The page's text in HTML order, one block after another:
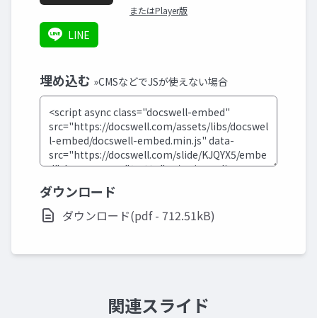
またはPlayer版
LINE
埋め込む »CMSなどでJSが使えない場合
ダウンロード
ダウンロード(pdf - 712.51kB)
関連スライド